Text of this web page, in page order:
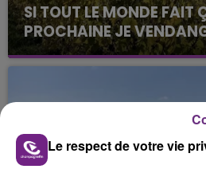
SI TOUT LE MONDE FAIT
PROCHAINE JE
La vendange en
août dans la commune de
Le respect de votre vie